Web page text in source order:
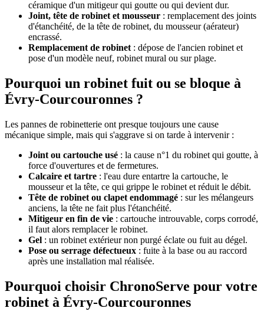
céramique d'un mitigeur qui goutte ou qui devient dur.
Joint, tête de robinet et mousseur : remplacement des joints
d'étanchéité, de la tête de robinet, du mousseur (aérateur)
encrassé.
Remplacement de robinet : dépose de l'ancien robinet et
pose d'un modèle neuf, robinet mural ou sur plage.
Pourquoi un robinet fuit ou se bloque à
Évry-Courcouronnes ?
Les pannes de robinetterie ont presque toujours une cause
mécanique simple, mais qui s'aggrave si on tarde à intervenir :
Joint ou cartouche usé : la cause n°1 du robinet qui goutte, à
force d'ouvertures et de fermetures.
Calcaire et tartre : l'eau dure entartre la cartouche, le
mousseur et la tête, ce qui grippe le robinet et réduit le débit.
Tête de robinet ou clapet endommagé : sur les mélangeurs
anciens, la tête ne fait plus l'étanchéité.
Mitigeur en fin de vie : cartouche introuvable, corps corrodé,
il faut alors remplacer le robinet.
Gel : un robinet extérieur non purgé éclate ou fuit au dégel.
Pose ou serrage défectueux : fuite à la base ou au raccord
après une installation mal réalisée.
Pourquoi choisir ChronoServe pour votre
robinet à Évry-Courcouronnes